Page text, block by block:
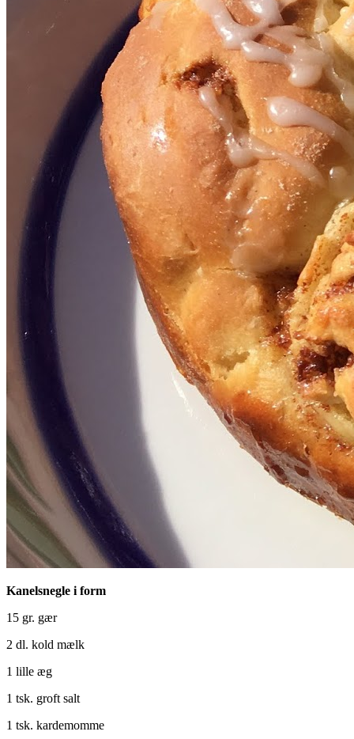
Kanelsnegle i form
15 gr. gær
2 dl. kold mælk
1 lille æg
1 tsk. groft salt
1 tsk. kardemomme